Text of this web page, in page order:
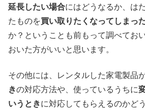
延長したい場合にはどうなるか、は
たものを買い取りたくなってしまっ
か？ということも前もって調べてお
おいた方がいいと思います。
その他には、レンタルした家電製品
きの対応方法や、使っているうちに
いうときに対応してもらえるのかど